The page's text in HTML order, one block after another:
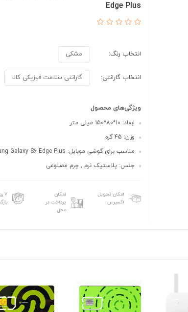
Edge Plus
انتخاب رنگ: مشکی
انتخاب گارانتی: گارانتی سلامت فیزیکی کالا
ویژگی‌های محصول
ابعاد: 10*80*150 میلی متر
وزن: 45 گرم
مناسب برای گوشی موبایل: Samsung Galaxy S6 Edge Plus
جنس: پلاستیک نرم , چرم مصنوعی
امکان تحویل
اکسپرس
امکان
پرداخت در
محل
۷